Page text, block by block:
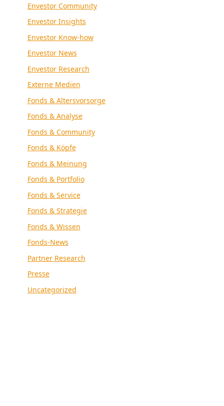
Envestor Community
Envestor Insights
Envestor Know-how
Envestor News
Envestor Research
Externe Medien
Fonds & Altersvorsorge
Fonds & Analyse
Fonds & Community
Fonds & Köpfe
Fonds & Meinung
Fonds & Portfolio
Fonds & Service
Fonds & Strategie
Fonds & Wissen
Fonds-News
Partner Research
Presse
Uncategorized